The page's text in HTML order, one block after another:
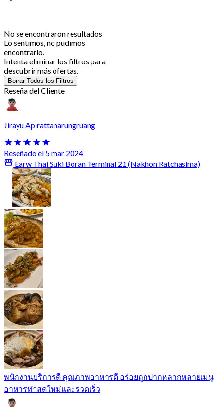
No se encontraron resultados
Lo sentimos, no pudimos
encontrarlo.
Intenta eliminar los filtros para
descubrir más ofertas.
Borrar Todos los Filtros
Reseña del Cliente
Jirayu Apirattanarungruang
Reseñado el 5 mar 2024
Earw Thai Suki Boran Terminal 21 (Nakhon Ratchasima)
พนักงานบริการดี คุณภาพอาหารดี อร่อยถูกปากหลากหลายเมนู
อาหารทำสดใหม่และรวดเร็ว